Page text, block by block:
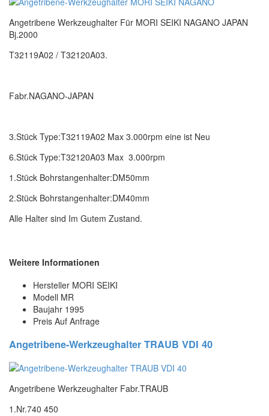
Angetribene Werkzeughalter Für MORI SEIKI NAGANO JAPAN
Bj.2000
T32119A02 / T32120A03.
Fabr.NAGANO-JAPAN
3.Stück Type:T32119A02 Max 3.000rpm eine ist Neu
6.Stück Type:T32120A03 Max 3.000rpm
1.Stück Bohrstangenhalter:DM50mm
2.Stück Bohrstangenhalter:DM40mm
Alle Halter sind Im Gutem Zustand.
Weitere Informationen
Hersteller MORI SEIKI
Modell MR
Baujahr 1995
Preis Auf Anfrage
Angetribene-Werkzeughalter TRAUB VDI 40
Angetribene Werkzeughalter Fabr.TRAUB
1.Nr.740 450